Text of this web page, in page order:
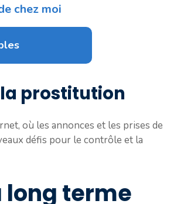
chez moi
prostitution
où les annonces et les prises de
défis pour le contrôle et la
long terme